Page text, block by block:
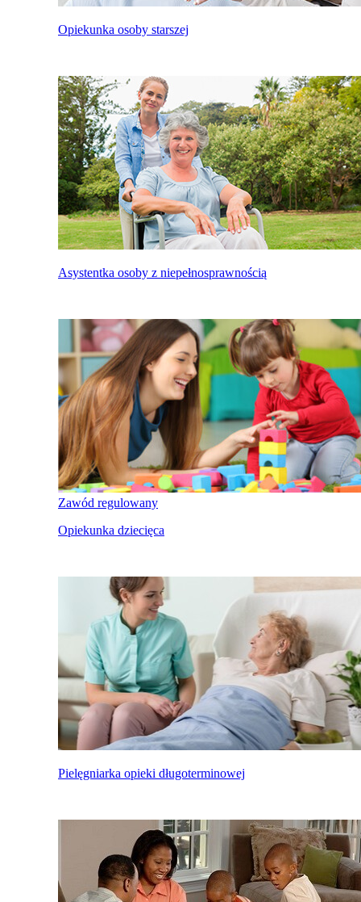
Opiekunka osoby starszej
Asystentka osoby z niepełnosprawnością
Zawód regulowany
Opiekunka dziecięca
Pielęgniarka opieki długoterminowej